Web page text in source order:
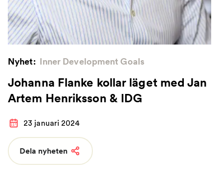
Nyhet: Inner Development Goals
Johanna Flanke kollar läget med Jan
Artem Henriksson & IDG
23 januari 2024
Dela nyheten